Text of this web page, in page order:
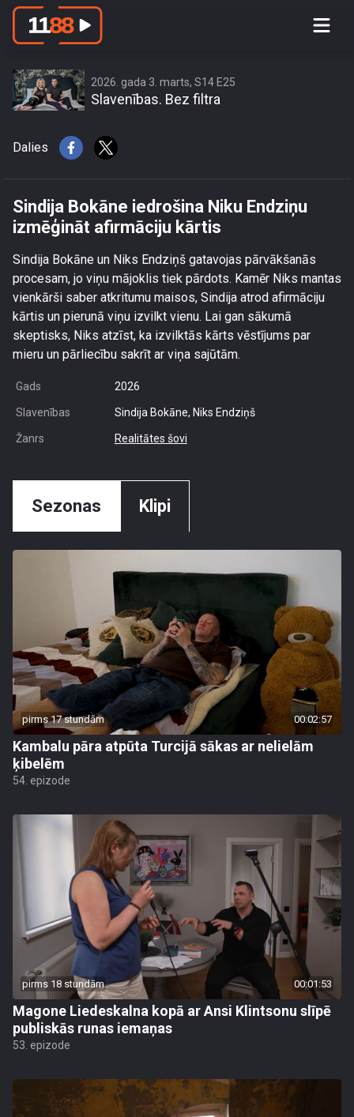
Sindija Bokāne iedrošina Niku
2026. gada 3. marts, S14 E25
Slavenības. Bez filtra
Dalies
Sindija Bokāne iedrošina Niku Endziņu
izmēģināt afirmāciju kārtis
Sindija Bokāne un Niks Endziņš gatavojas pārvākšanās
procesam, jo viņu mājoklis tiek pārdots. Kamēr Niks mantas
vienkārši saber atkritumu maisos, Sindija atrod afirmāciju
kārtis un pierunā viņu izvilkt vienu. Lai gan sākumā
skeptisks, Niks atzīst, ka izvilktās kārts vēstījums par
mieru un pārliecību sakrīt ar viņa sajūtām.
Gads 2026
Slavenības Sindija Bokāne, Niks Endziņš
Žanrs Realitātes šovi
Sezonas Klipi
pirms 17 stundām 00:02:57
Kambalu pāra atpūta Turcijā sākas ar nelielām
ķibelēm
54. epizode
pirms 18 stundām 00:01:53
Magone Liedeskalna kopā ar Ansi Klintsonu slīpē
publiskās runas iemaņas
53. epizode